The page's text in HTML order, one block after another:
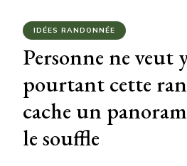
IDÉES RANDONNÉE
Personne ne veut
pourtant cette
cache un
le souffle